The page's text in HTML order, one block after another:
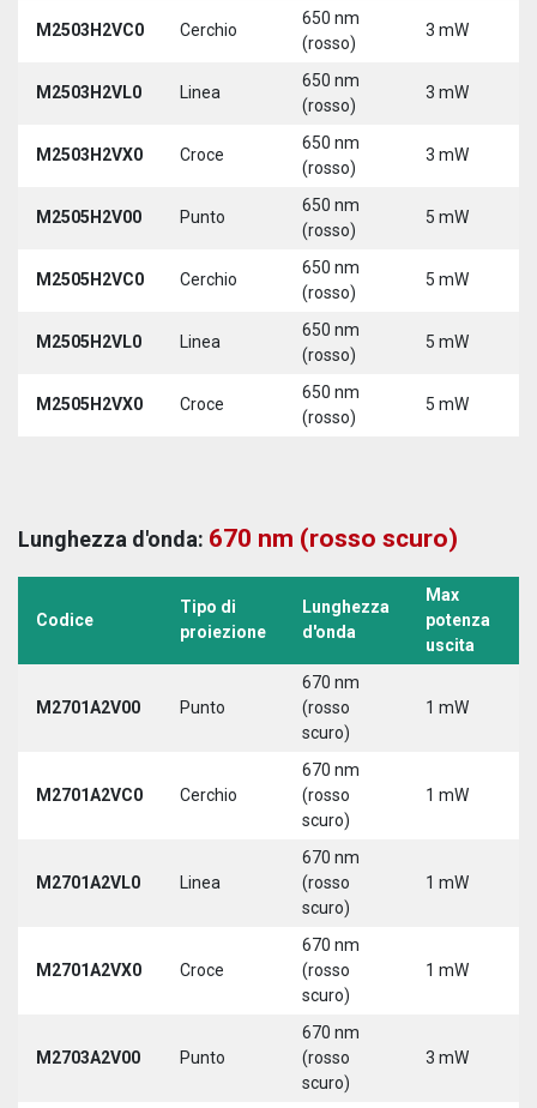
M2503H2VC0 Cerchio
650 nm
(rosso)
3 mW
M2503H2VL0 Linea
650 nm
(rosso)
3 mW
M2503H2VX0 Croce
650 nm
(rosso)
3 mW
M2505H2V00 Punto
650 nm
(rosso)
5 mW
M2505H2VC0 Cerchio
650 nm
(rosso)
5 mW
M2505H2VL0 Linea
650 nm
(rosso)
5 mW
M2505H2VX0 Croce
650 nm
(rosso)
5 mW
Lunghezza d'onda: 670 nm (rosso scuro)
Codice
Tipo di
proiezione
Lunghezza
d'onda
Max
potenza
uscita
M2701A2V00 Punto
670 nm
(rosso
scuro)
1 mW
M2701A2VC0 Cerchio
670 nm
(rosso
scuro)
1 mW
M2701A2VL0 Linea
670 nm
(rosso
scuro)
1 mW
M2701A2VX0 Croce
670 nm
(rosso
scuro)
1 mW
M2703A2V00 Punto
670 nm
(rosso
scuro)
3 mW